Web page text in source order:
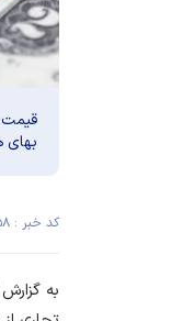
بهای
کد خبر : ۱۸۲۴۵۸
به